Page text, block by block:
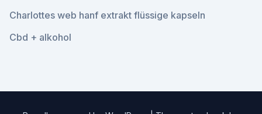
Charlottes web hanf extrakt flüssige kapseln
Cbd + alkohol